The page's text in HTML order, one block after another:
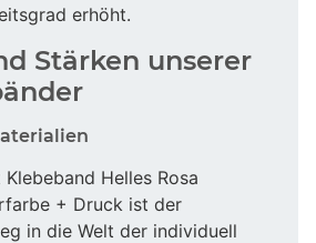
erhöht.
Stärken unserer
Helles Rosa
+ Druck ist der
in die Welt der individuell